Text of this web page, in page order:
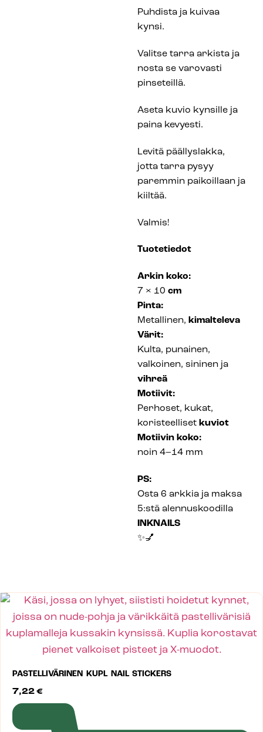
Puhdista ja kuivaa
kynsi.
Valitse tarra arkista ja
nosta se varovasti
pinseteillä.
Aseta kuvio kynsille ja
paina kevyesti.
Levitä päällyslakka,
jotta tarra pysyy
paremmin paikoillaan ja
kiiltää.
Valmis!
Tuotetiedot
Arkin koko:
7 × 10 cm
Pinta:
Metallinen, kimalteleva
Värit:
Kulta, punainen,
valkoinen, sininen ja
vihreä
Motiivit:
Perhoset, kukat,
koristeelliset kuviot
Motiivin koko:
noin 4–14 mm
PS:
Osta 6 arkkia ja maksa
5:stä alennuskoodilla
INKNAILS
✨💅
PASTELLIVÄRINEN KUPL NAIL STICKERS
7,22 €